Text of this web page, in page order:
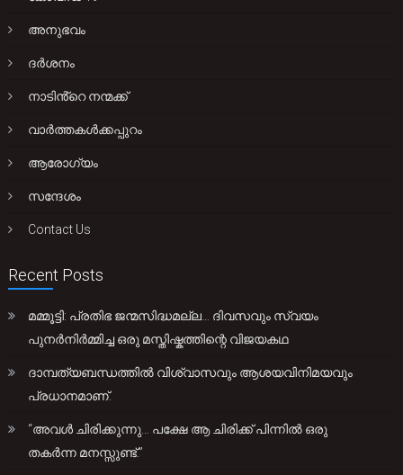
അനുഭവം
ദർശനം
നാടിൻ്റെ നന്മക്ക്
വാർത്തകൾക്കപ്പുറം
ആരോഗ്യം
സന്ദേശം
Contact Us
Recent Posts
മമ്മൂട്ടി: പ്രതിഭ ജന്മസിദ്ധമല്ല… ദിവസവും സ്വയം
പുനർനിർമ്മിച്ച ഒരു മസ്തിഷ്കത്തിന്റെ വിജയകഥ
ദാമ്പത്യബന്ധത്തിൽ വിശ്വാസവും ആശയവിനിമയവും
പ്രധാനമാണ്.
“അവൾ ചിരിക്കുന്നു… പക്ഷേ ആ ചിരിക്ക് പിന്നിൽ ഒരു
തകർന്ന മനസ്സുണ്ട്.”